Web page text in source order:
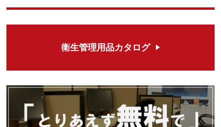
衛生管理用品カタログ